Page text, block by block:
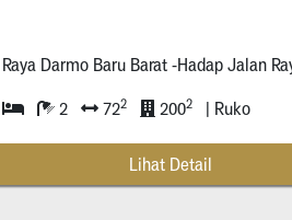
Pabrik -Dekat Exit Tol
2 722 2002 | Ruko
Lihat Detail